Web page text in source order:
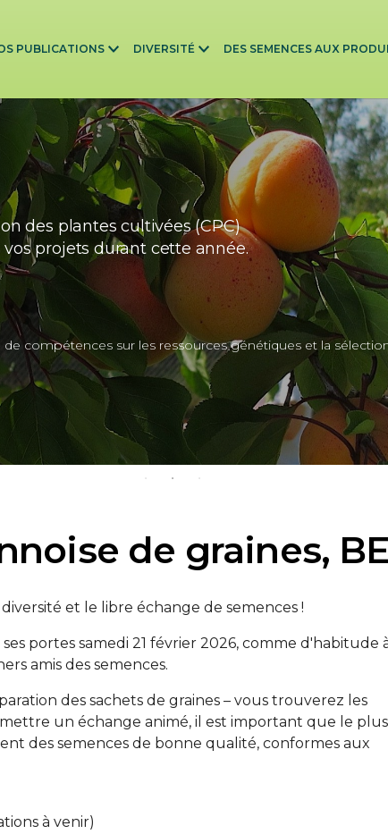
PUBLICATIONS DIVERSITÉ DES SEMENCES AUX
des plantes cultivées (CPC)
projets durant cette année.
compétences sur les ressources génétiques et la
de graines, BE
et le libre échange de semences !
portes samedi 21 février 2026, comme d'habitude
amis des semences.
des sachets de graines – vous trouverez les
un échange animé, il est important que le plus
des semences de bonne qualité, conformes aux
à venir)